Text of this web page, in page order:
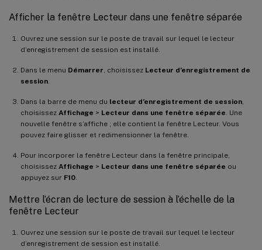
Afficher la fenêtre Lecteur dans une fenêtre séparée
Ouvrez une session sur le poste de travail sur lequel le lecteur
d’enregistrement de session est installé.
Dans le menu Démarrer , choisissez Lecteur d’enregistrement de
session
Dans la barre de menu du lecteur d’enregistrement de session
choisissez Affichage > Lecteur dans une fenêtre séparée . Une
nouvelle fenêtre s’affiche ; elle contient la fenêtre Lecteur. Vous
pouvez faire glisser et redimensionner la fenêtre.
Pour incorporer la fenêtre Lecteur dans la fenêtre principale,
choisissez Affichage > Lecteur dans une fenêtre séparée ou
appuyez sur F10
Mettre l’écran de lecture de session à l’échelle de la
fenêtre Lecteur
Ouvrez une session sur le poste de travail sur lequel le lecteur
d’enregistrement de session est installé.